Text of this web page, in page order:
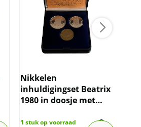
Nikkelen
inhuldigingset Beatrix
1980 in doosje met
1 stuk op voorraad